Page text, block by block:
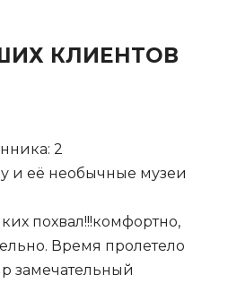
КЛИЕНТОВ
2
и её необычные музеи
похвал!!!комфортно,
Время пролетело
замечательный